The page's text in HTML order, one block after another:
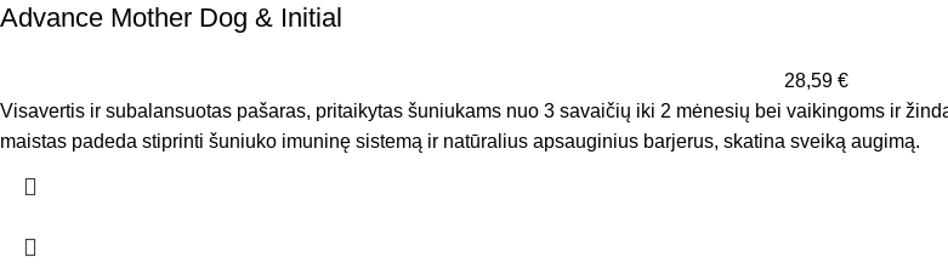
Advance Mother Dog & Initial
28,59 €
Visavertis ir subalansuotas pašaras, pritaikytas šuniukams nuo 3 savaičių iki 2 mėnesių bei vaikingoms ir
maistas padeda stiprinti šuniuko imuninę sistemą ir natūralius apsauginius barjerus, skatina sveiką augimą.